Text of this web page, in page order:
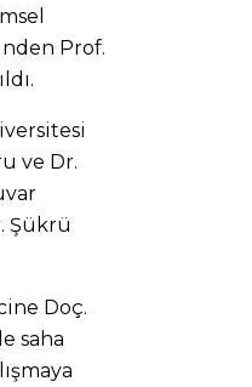
Prof.
ve Dr.
Şükrü
Doç.
saha